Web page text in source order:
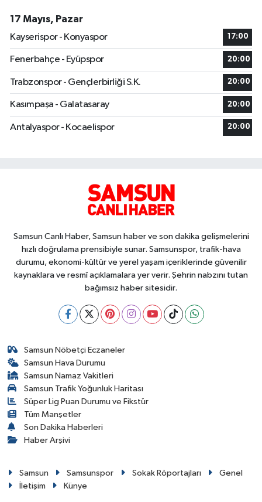
17 Mayıs, Pazar
Kayserispor - Konyaspor
17:00
Fenerbahçe - Eyüpspor 20:00
Trabzonspor - Gençlerbirliği S.K. 20:00
Kasımpaşa - Galatasaray 20:00
Antalyaspor - Kocaelispor 20:00
Samsun Canlı Haber, Samsun haber ve son dakika gelişmelerini
hızlı doğrulama prensibiyle sunar. Samsunspor, trafik-hava
durumu, ekonomi-kültür ve yerel yaşam içeriklerinde güvenilir
kaynaklara ve resmî açıklamalara yer verir. Şehrin nabzını tutan
bağımsız haber sitesidir.
Samsun Nöbetçi Eczaneler
Samsun Hava Durumu
Samsun Namaz Vakitleri
Samsun Trafik Yoğunluk Haritası
Süper Lig Puan Durumu ve Fikstür
Tüm Manşetler
Son Dakika Haberleri
Haber Arşivi
Samsun Samsunspor Sokak Röportajları
Genel
İletişim
Künye